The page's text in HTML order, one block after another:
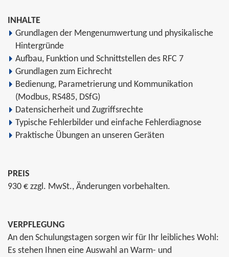
INHALTE
Grundlagen der Mengenumwertung und physikalische
Hintergründe
Aufbau, Funktion und Schnittstellen des RFC 7
Grundlagen zum Eichrecht
Bedienung, Parametrierung und Kommunikation
(Modbus, RS485, DSfG)
Datensicherheit und Zugriffsrechte
Typische Fehlerbilder und einfache Fehlerdiagnose
Praktische Übungen an unseren Geräten
PREIS
930 € zzgl. MwSt., Änderungen vorbehalten.
VERPFLEGUNG
An den Schulungstagen sorgen wir für Ihr leibliches Wohl:
Es stehen Ihnen eine Auswahl an Warm- und